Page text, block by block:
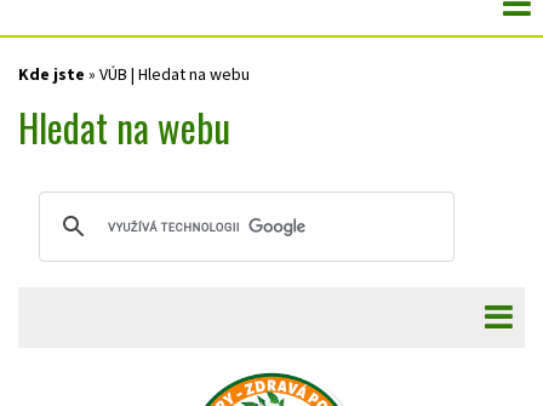
Kde jste » VÚB | Hledat na webu
Hledat na webu